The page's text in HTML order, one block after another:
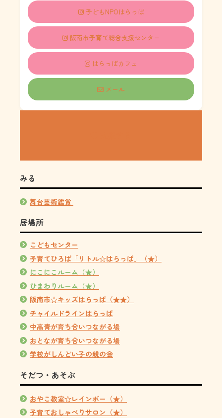
子どもNPOはらっぱ
阪南市子育て総合支援センター
はらっぱカフェ
メール
みる
舞台芸術鑑賞
居場所
こどもセンター
子育てひろば「リトル☆はらっぱ」（★）
にこにこルーム（★）
ひまわりルーム（★）
阪南市☆キッズはらっぱ（★★）
チャイルドラインはらっぱ
中高青が育ち合いつながる場
おとなが育ち合いつながる場
学校がしんどい子の親の会
そだつ・あそぶ
おやこ教室☆レインボー（★）
子育ておしゃべりサロン（★）